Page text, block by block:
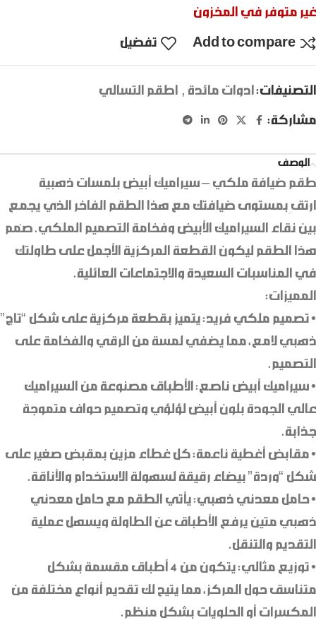
غير متوفر في المخزون
Add to compare تفضيل
التصنيفات: ادوات مائدة , اطقم التسالي
مشاركة:
الوصف
طقم ضيافة ملكي – سيراميك أبيض بلمسات ذهبية
ارتقِ بمستوى ضيافتك مع هذا الطقم الفاخر الذي يجمع
بين نقاء السيراميك الأبيض وفخامة التصميم الملكي. صُمم
هذا الطقم ليكون القطعة المركزية الأجمل على طاولتك
في المناسبات السعيدة والاجتماعات العائلية.
المميزات:
• تصميم ملكي فريد: يتميز بقطعة مركزية على شكل “تاج”
ذهبي لامع، مما يضفي لمسة من الرقي والفخامة على
التصميم.
• سيراميك أبيض ناصع: الأطباق مصنوعة من السيراميك
عالي الجودة بلون أبيض لؤلؤي وتصميم حواف متموجة
جذابة.
• مقابض أغطية ناعمة: كل غطاء مزين بمقبض صغير على
شكل “وردة” بيضاء رقيقة لسهولة الاستخدام والأناقة.
• حامل معدني ذهبي: يأتي الطقم مع حامل معدني
ذهبي متين يرفع الأطباق عن الطاولة ويسهل عملية
التقديم والتنقل.
• توزيع مثالي: يتكون من 4 أطباق مقسمة بشكل
متناسق حول المركز، مما يتيح لك تقديم أنواع مختلفة من
المكسرات أو الحلويات بشكل منظم.